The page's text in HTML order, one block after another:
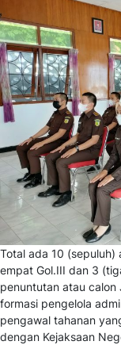
Total ada 10
empat Gol.III dan 3
penuntutan atau calon
formasi pengelola
pengawal tahanan
dengan Kejaksaan